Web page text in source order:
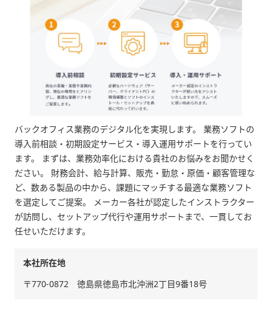
バックオフィス業務のデジタル化を実現します。 業務ソフトの
導入前相談・初期設定サービス・導入運用サポートを行ってい
ます。 まずは、業務効率化における貴社のお悩みをお聞かせく
ださい。 財務会計、給与計算、販売・勤怠・原価・顧客管理な
ど、数ある製品の中から、課題にマッチする最適な業務ソフト
を選定してご提案。 メーカー各社が認定したインストラクター
が訪問し、セットアップ代行や運用サポートまで、一貫してお
任せいただけます。
本社所在地
〒770-0872 徳島県徳島市北沖洲2丁目9番18号